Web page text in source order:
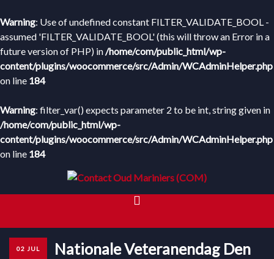
Warning: Use of undefined constant FILTER_VALIDATE_BOOL -
assumed 'FILTER_VALIDATE_BOOL' (this will throw an Error in a
future version of PHP) in/home/com/public_html/wp-
content/plugins/woocommerce/src/Admin/WCAdminHelper.php
on line 184
Warning: filter_var() expects parameter 2 to be int, string given in
/home/com/public_html/wp-
content/plugins/woocommerce/src/Admin/WCAdminHelper.php
on line 184
HOME
02 JUL
Nationale Veteranendag Den